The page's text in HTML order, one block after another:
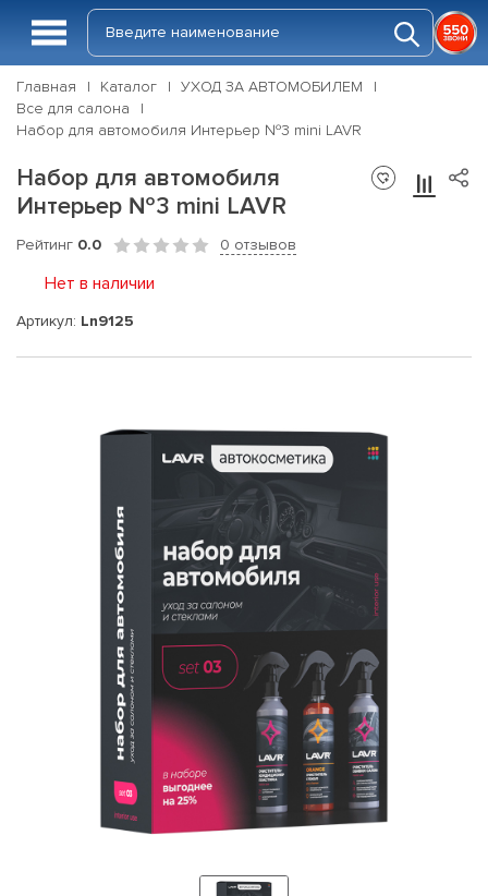
Главная Каталог
УХОД ЗА АВТОМОБИЛЕМ
Все для салона
Набор для автомобиля Интерьер №3 mini LAVR
Набор для автомобиля
Интерьер №3 mini LAVR
Рейтинг 0.0 0 отзывов
Нет в наличии
Артикул: Ln9125